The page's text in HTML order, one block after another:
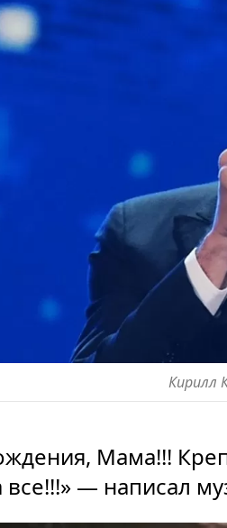
Кирилл
Мама!!!
все!!!» — написал